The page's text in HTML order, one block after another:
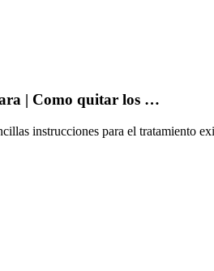
| Como quitar los …
instrucciones para el tratamiento